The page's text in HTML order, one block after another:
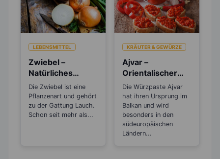
LEBENSMITTEL
Zwiebel –
Natürliches
Antibiotikum und
„Wunder“-
Heilmittel
Die Zwiebel ist eine
Pflanzenart und gehört
zu der Gattung Lauch.
Schon seit mehr als...
KRÄUTER & GEWÜRZE
Ajvar –
Orientalischer
Gemüsekaviar
aus Paprika
Die Würzpaste Ajvar
hat ihren Ursprung im
Balkan und wird
besonders in den
südeuropäischen
Ländern...